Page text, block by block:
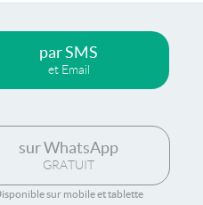
par SMS
et Email
sur WhatsApp
GRATUIT
sur mobile et tablette